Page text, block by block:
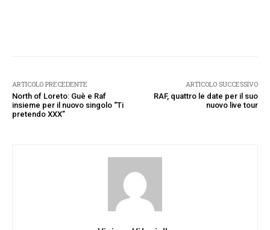
ARTICOLO PRECEDENTE
North of Loreto: Guè e Raf
insieme per il nuovo singolo “Ti
pretendo XXX”
ARTICOLO SUCCESSIVO
RAF, quattro le date per il suo
nuovo live tour